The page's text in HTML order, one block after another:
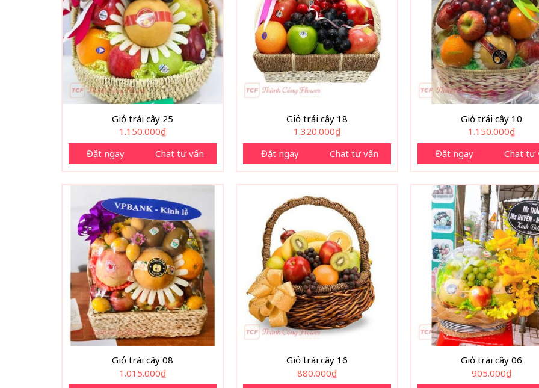
Giỏ trái cây 25
1.150.000₫
Đặt ngay
Chat tư vấn
Giỏ trái cây 18
1.320.000₫
Đặt ngay
Chat tư vấn
Giỏ trái cây 10
1.150.000₫
Đặt ngay
Chat tư
Giỏ trái cây 08
1.015.000₫
Giỏ trái cây 16
880.000₫
Giỏ trái cây 06
905.000₫